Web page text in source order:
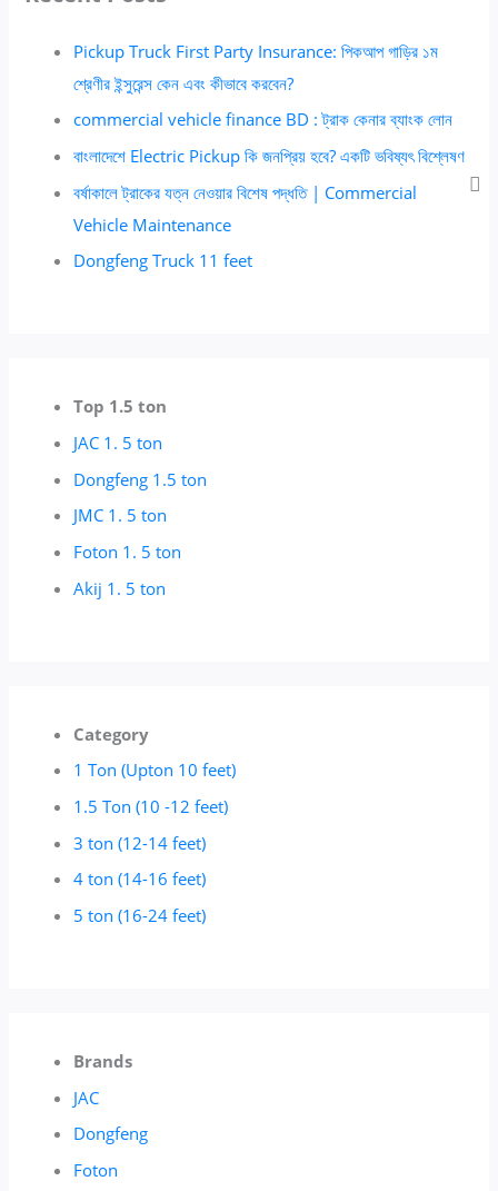
Pickup Truck First Party Insurance: পিকআপ গাড়ির ১ম
শ্রেণীর ইন্সুরেন্স কেন এবং কীভাবে করবেন?
commercial vehicle finance BD : ট্রাক কেনার ব্যাংক লোন
বাংলাদেশে Electric Pickup কি জনপ্রিয় হবে? একটি ভবিষ্যৎ বিশ্লেষণ
বর্ষাকালে ট্রাকের যত্ন নেওয়ার বিশেষ পদ্ধতি | Commercial
Vehicle Maintenance
Dongfeng Truck 11 feet
Top 1.5 ton
JAC 1. 5 ton
Dongfeng 1.5 ton
JMC 1. 5 ton
Foton 1. 5 ton
Akij 1. 5 ton
Category
1 Ton (Upton 10 feet)
1.5 Ton (10 -12 feet)
3 ton (12-14 feet)
4 ton (14-16 feet)
5 ton (16-24 feet)
Brands
JAC
Dongfeng
Foton